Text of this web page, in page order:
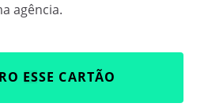
agência.
ESSE CARTÃO